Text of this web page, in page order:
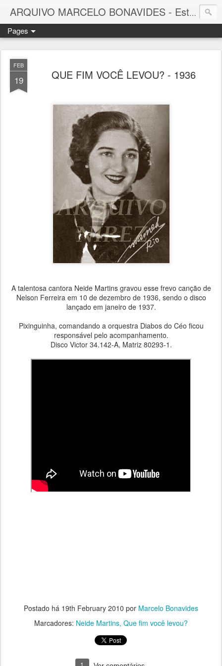
ARQUIVO MARCELO BONAVIDES - Estrelas que nunca se Apagam -
Pages
FEB
19 QUE FIM VOCÊ LEVOU? - 1936
A talentosa cantora Neide Martins gravou esse frevo canção de
Nelson Ferreira em 10 de dezembro de 1936, sendo o disco
lançado em janeiro de 1937.
Pixinguinha, comandando a orquestra Diabos do Céo ficou
responsável pelo acompanhamento.
Disco Victor 34.142-A, Matriz 80293-1.
Postado há 19th February 2010 por Marcelo Bonavides
Marcadores: Neide Martins Que fim você levou?
1